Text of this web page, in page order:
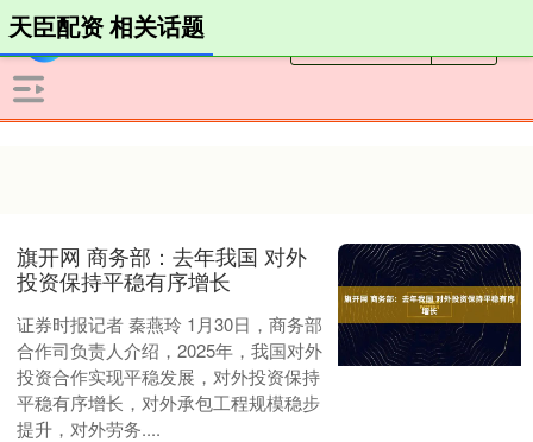
天臣配资 相关话题
旗开网 商务部：去年我国 对外
投资保持平稳有序增长
证券时报记者 秦燕玲 1月30日，商务部
合作司负责人介绍，2025年，我国对外
投资合作实现平稳发展，对外投资保持
平稳有序增长，对外承包工程规模稳步
提升，对外劳务....